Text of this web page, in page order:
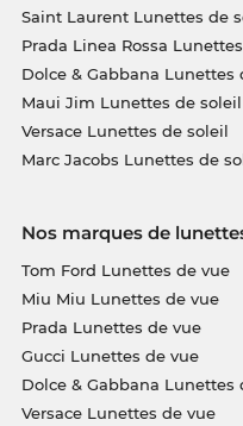
Saint Laurent Lunettes de
Prada Linea Rossa
Dolce & Gabbana Lunettes
Maui Jim Lunettes de soleil
Versace Lunettes de soleil
Marc Jacobs Lunettes de
Nos marques de
Tom Ford Lunettes de vue
Miu Miu Lunettes de vue
Prada Lunettes de vue
Gucci Lunettes de vue
Dolce & Gabbana Lunettes
Versace Lunettes de vue